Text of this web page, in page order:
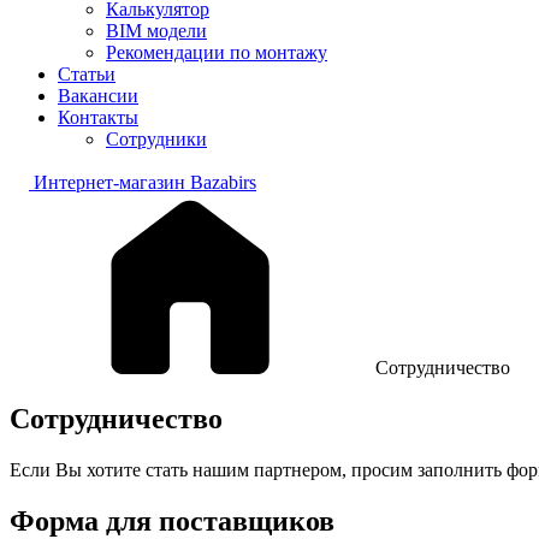
Калькулятор
BIM модели
Рекомендации по монтажу
Статьи
Вакансии
Контакты
Сотрудники
Интернет-магазин Bazabirs
Сотрудничество
Сотрудничество
Если Вы хотите стать нашим партнером, просим заполнить
Форма для поставщиков